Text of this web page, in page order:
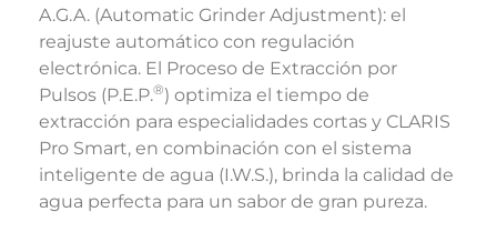
A.G.A. (Automatic Grinder Adjustment): el
reajuste automático con regulación
electrónica. El Proceso de Extracción por
Pulsos (P.E.P.®) optimiza el tiempo de
extracción para especialidades cortas y CLARIS
Pro Smart, en combinación con el sistema
inteligente de agua (I.W.S.), brinda la calidad de
agua perfecta para un sabor de gran pureza.